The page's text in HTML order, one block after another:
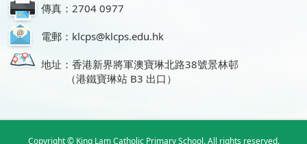
傳真：2704 0977
電郵：klcps@klcps.edu.hk
地址：香港新界將軍澳寶琳北路38號景林邨
（港鐵寶琳站 B3 出口）
Copyright © King Lam Catholic Primary School. All rights reserved.